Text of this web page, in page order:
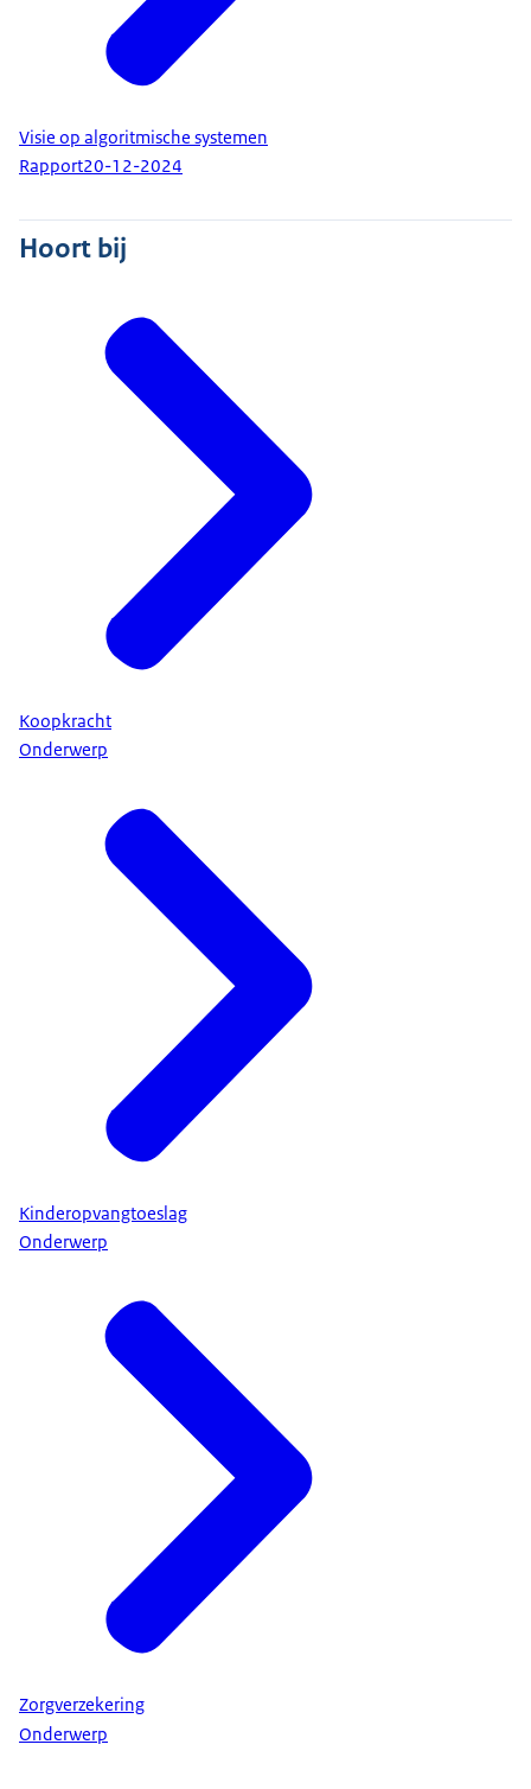
Visie op algoritmische systemen
Rapport20-12-2024
Hoort bij
Koopkracht
Onderwerp
Kinderopvangtoeslag
Onderwerp
Zorgverzekering
Onderwerp